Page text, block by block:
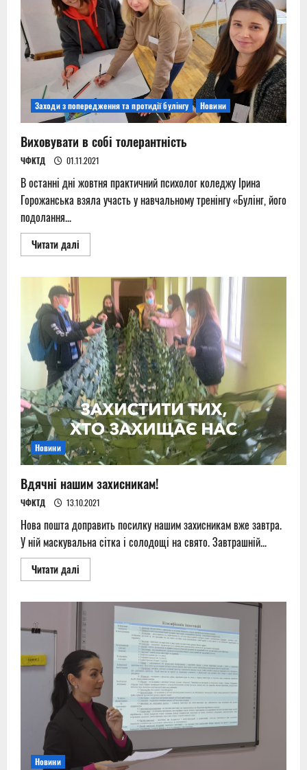
свій
рідний
коледж?
Заходи з попередження та протидії булінгу Новини
Виховувати в собі толерантність
ЧФКТД 01.11.2021
В останні дні жовтня практичний психолог коледжу Ірина
Горожанська взяла участь у навчальному тренінгу «Булінг, його
подолання...
Читати далі
more
в
собі
толерантність
Новини
Вдячні нашим захисникам!
ЧФКТД 13.10.2021
Нова пошта доправить посилку нашим захисникам вже завтра.
У ній маскувальна сітка і солодощі на свято. Завтрашній...
Читати далі
more
захисникам!
Новини